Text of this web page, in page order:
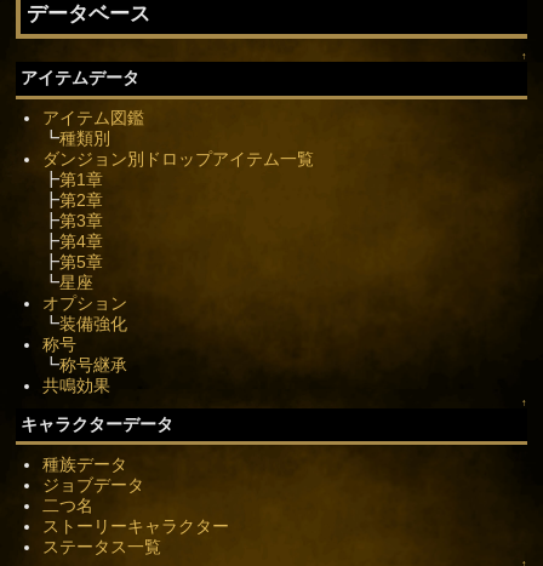
データベース
↑
アイテムデータ
アイテム図鑑
┗種類別
ダンジョン別ドロップアイテム一覧
┣第1章
┣第2章
┣第3章
┣第4章
┣第5章
┗星座
オプション
┗装備強化
称号
┗称号継承
共鳴効果
↑
キャラクターデータ
種族データ
ジョブデータ
二つ名
ストーリーキャラクター
ステータス一覧
↑